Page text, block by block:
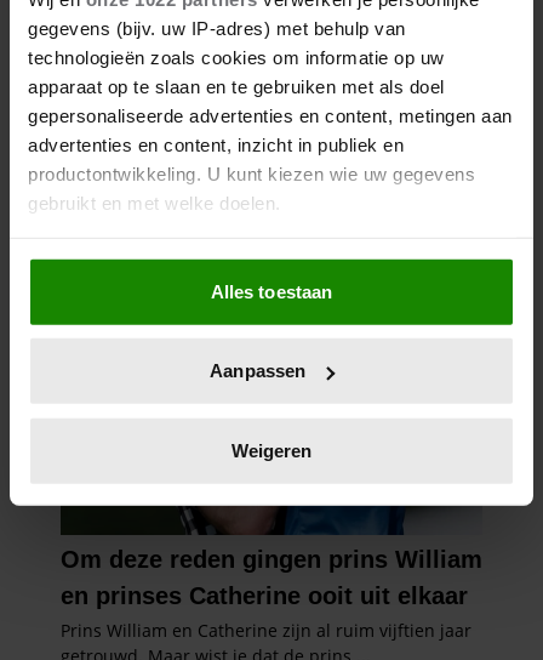
gegevens (bijv. uw IP-adres) met behulp van
technologieën zoals cookies om informatie op uw
apparaat op te slaan en te gebruiken met als doel
gepersonaliseerde advertenties en content, metingen aan
advertenties en content, inzicht in publiek en
productontwikkeling. U kunt kiezen wie uw gegevens
gebruikt en met welke doelen.
Als u het toestaat, willen we ook graag:
Informatie verzamelen over uw geografische
locatie, die tot een paar meter nauwkeurig kan zijn
scannen op specifieke eigenschappen (fingerprinting)
verwerkt en stel uw voorkeuren in het
intrekken in de Cookieverklaring.
We gebruiken cookies om content en advertenties te
personaliseren, om functies voor social media te bieden
en om ons websiteverkeer te analyseren. Ook delen we
informatie over uw gebruik van onze site met onze
Alles toestaan
Aanpassen
Weigeren